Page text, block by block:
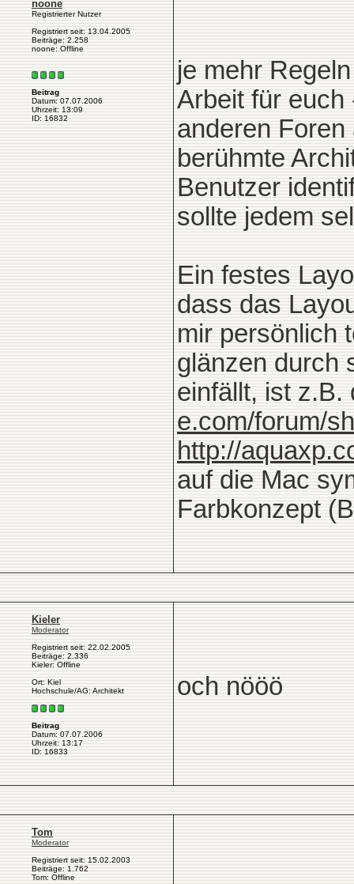
noone
Registrierter Nutzer
Registriert seit: 13.04.2005
Beiträge: 2.258
noone: Offline
Beitrag
Datum: 07.07.2006
Uhrzeit: 13:09
ID: 16832
je mehr
Arbeit für euch
anderen
berühmte
Benutzer
sollte jedem
Ein festes
dass das
mir persönlich
glänzen durch
einfällt, ist z.B.
e.com/forum/
http://
auf die Mac
Farbkonzept
Kieler
Moderator
Registriert seit: 22.02.2005
Beiträge: 2.336
Kieler: Offline
Ort: Kiel
Hochschule/AG: Architekt
Beitrag
Datum: 07.07.2006
Uhrzeit: 13:17
ID: 16833
och nööö
Tom
Moderator
Registriert seit: 15.02.2003
Beiträge: 1.762
Tom: Offline